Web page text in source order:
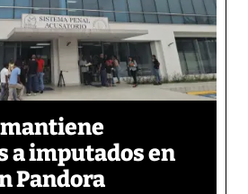
a imputados en
Pandora